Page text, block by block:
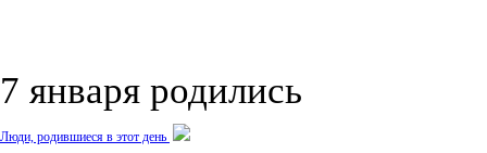
7 января родились
Люди, родившиеся в этот день